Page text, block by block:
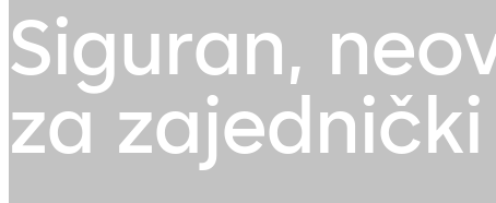
Siguran,
za